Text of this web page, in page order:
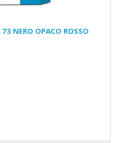
NERO OPACO ROSSO